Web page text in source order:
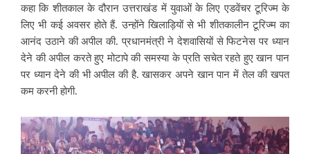
कहा कि शीतकाल के दौरान उत्तराखंड में युवाओं के लिए एडवेंचर टूरिज्म के
लिए भी कई अवसर होते हैं. उन्होंने खिलाड़ियों से भी शीतकालीन टूरिज्म का
आनंद उठाने की अपील की. प्रधानमंत्री ने देशवासियों से फिटनेस पर ध्यान
देने की अपील करते हुए मोटापे की समस्या के प्रति सचेत रहते हुए खान पान
पर ध्यान देने की भी अपील की है. खासकर अपने खान पान में तेल की खपत
कम करनी होगी.